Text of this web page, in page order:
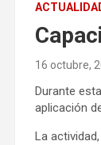
16 octubre,
Durante
aplicación
La